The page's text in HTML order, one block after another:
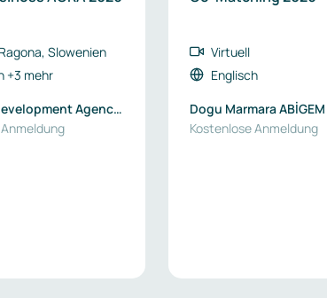
Slowenien
+3 mehr
Agency
Virtuell
Englisch
Dogu Marmara ABİGEM
Kostenlose Anmeldung